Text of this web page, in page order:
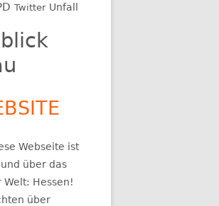
Twitter Unfall
Webseite ist
über das
Hessen!
über